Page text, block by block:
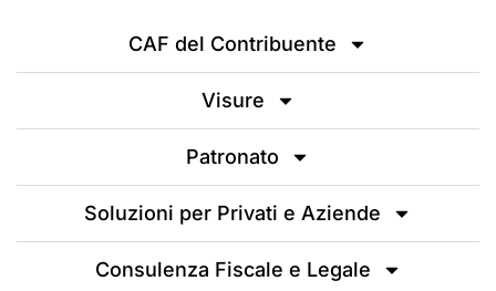
CAF del Contribuente
Visure
Patronato
Soluzioni per Privati e Aziende
Consulenza Fiscale e Legale